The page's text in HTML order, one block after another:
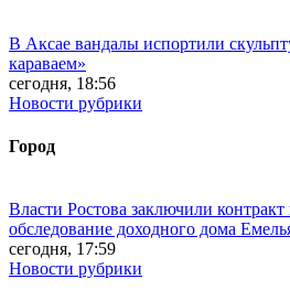
В Аксае вандалы испортили
караваем»
сегодня, 18:56
Новости рубрики
Город
Власти Ростова заключили
обследование доходного дома
сегодня, 17:59
Новости рубрики